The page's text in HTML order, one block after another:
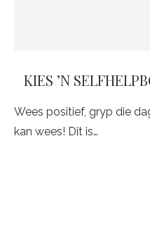
KIES ’N
Wees positief, gryp die
kan wees! Dit is…